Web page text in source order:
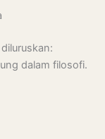
dalam filosofi.